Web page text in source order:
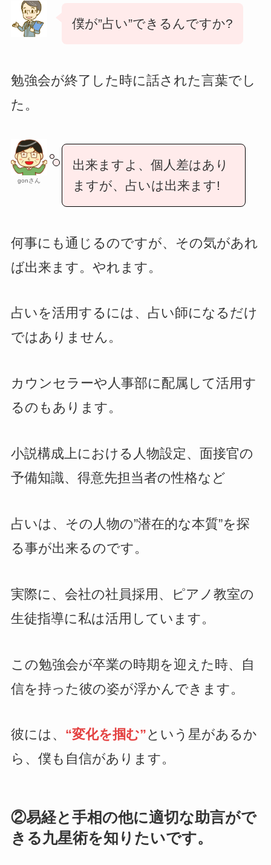
僕が”占い”できるんですか?
勉強会が終了した時に話された言葉でし
た。
gonさん
出来ますよ、個人差はあり
ますが、占いは出来ます!
何事にも通じるのですが、その気があれ
ば出来ます。やれます。
占いを活用するには、占い師になるだけ
ではありません。
カウンセラーや人事部に配属して活用す
るのもあります。
小説構成上における人物設定、面接官の
予備知識、得意先担当者の性格など
占いは、その人物の”潜在的な本質”を探
る事が出来るのです。
実際に、会社の社員採用、ピアノ教室の
生徒指導に私は活用しています。
この勉強会が卒業の時期を迎えた時、自
信を持った彼の姿が浮かんできます。
彼には、 “変化を掴む”という星があるか
ら、僕も自信があります。
②易経と手相の他に適切な助言がで
きる九星術を知りたいです。